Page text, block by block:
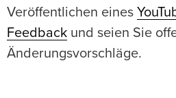
Veröffentlichen eines
Feedback und seien Sie
Änderungsvorschläge.